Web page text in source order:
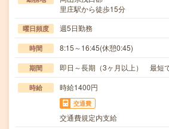
里庄駅から徒歩15分
曜日頻度 週5日勤務
時間 8:15～16:45(休憩0:45)
期間 即日～長期（3ヶ月以上） 最短
時給 時給1400円
交通費
交通費規定内支給